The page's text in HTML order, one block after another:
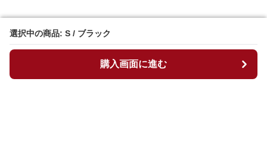
選択中の商品: S / ブラック
購入画面に進む
選択中の商品: S / ブラック
購入画面に進む